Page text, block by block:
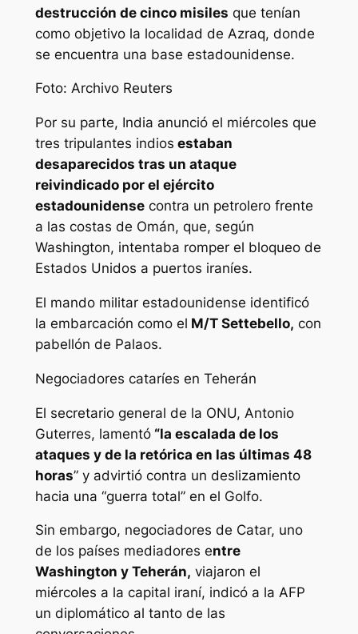
destrucción de cinco misiles que tenían
como objetivo la localidad de Azraq, donde
se encuentra una base estadounidense.
Foto: Archivo Reuters
Por su parte, India anunció el miércoles que
tres tripulantes indios estaban
desaparecidos tras un ataque
reivindicado por el ejército
estadounidensecontra un petrolero frente
a las costas de Omán, que, según
Washington, intentaba romper el bloqueo de
Estados Unidos a puertos iraníes.
El mando militar estadounidense identificó
la embarcación como el M/T Settebello, con
pabellón de Palaos.
Negociadores cataríes en Teherán
El secretario general de la ONU, Antonio
Guterres, lamentó“la escalada de los
ataques y de la retórica en las últimas 48
horas” y advirtió contra un deslizamiento
hacia una “guerra total” en el Golfo.
Sin embargo, negociadores de Catar, uno
de los países mediadores entre
Washington y Teherán, viajaron el
miércoles a la capital iraní, indicó a la AFP
un diplomático al tanto de las